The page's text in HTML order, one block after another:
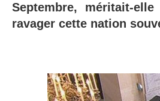
Septembre, méritait-
ravager cette nation